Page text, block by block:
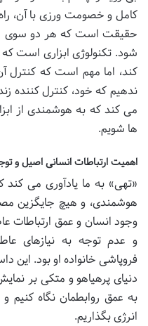
کامل و خصومت ورزی با آن،
حقیقت است که هر دو سوی
شود. تکنولوژی ابزاری است که
کند، اما مهم است که کنترل
ندهیم که خود، کنترل کننده
می کند که به هوشمندی از
ها شویم.
اهمیت ارتباطات انسانی اصیل و
«تهی» به ما یادآوری می کند
هوشمندی، و هیچ جایگزین
وجود انسان و عمق ارتباطات
و عدم توجه به نیازهای
فروپاشی خانواده او بود. این
دنیای پرهیاهو و متکی بر
به عمق روابطمان نگاه
انرژی بگذاریم.